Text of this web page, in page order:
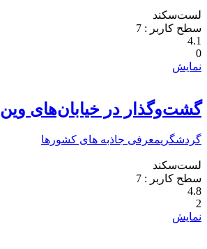
لست‌سکند
سطح کاربر : 7
4.1
0
نمایش
گشت‌وگذار در خیابان‌های وین
گردشگریمعرفی جاذبه های کشورها
لست‌سکند
سطح کاربر : 7
4.8
2
نمایش